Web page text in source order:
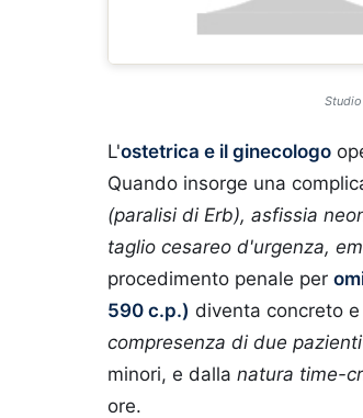
L'ostetrica e il ginecologo
Quando insorge una
(paralisi di Erb), asfissia
taglio cesareo d'urgenza,
procedimento penale per
590 c.p.) diventa concreto
compresenza di due pazienti
minori, e dalla natura time-
ore.